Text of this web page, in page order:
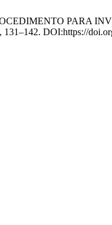
PARA
131–142. DOI:https://